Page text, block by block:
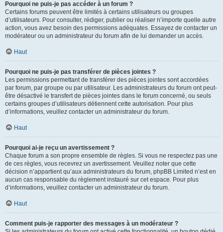
Pourquoi ne puis-je pas accéder à un forum ?
Certains forums peuvent être limités à certains utilisateurs ou groupes
d’utilisateurs. Pour consulter, rédiger, publier ou réaliser n’importe quelle autre
action, vous avez besoin des permissions adéquates. Essayez de contacter un
modérateur ou un administrateur du forum afin de lui demander un accès.
Haut
Pourquoi ne puis-je pas transférer de pièces jointes ?
Les permissions permettant de transférer des pièces jointes sont accordées
par forum, par groupe ou par utilisateur. Les administrateurs du forum ont peut-
être désactivé le transfert de pièces jointes dans le forum concerné, ou seuls
certains groupes d’utilisateurs détiennent cette autorisation. Pour plus
d’informations, veuillez contacter un administrateur du forum.
Haut
Pourquoi ai-je reçu un avertissement ?
Chaque forum a son propre ensemble de règles. Si vous ne respectez pas une
de ces règles, vous recevrez un avertissement. Veuillez noter que cette
décision n’appartient qu’aux administrateurs du forum, phpBB Limited n’est en
aucun cas responsable du règlement instauré sur cet espace. Pour plus
d’informations, veuillez contacter un administrateur du forum.
Haut
Comment puis-je rapporter des messages à un modérateur ?